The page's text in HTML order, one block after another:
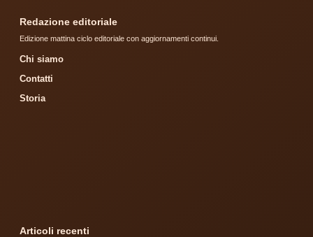
Redazione editoriale
Edizione mattina ciclo editoriale con aggiornamenti continui.
Chi siamo
Contatti
Storia
Articoli recenti